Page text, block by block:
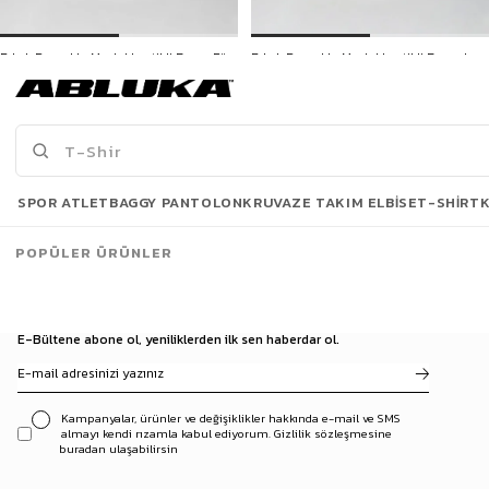
159,90 TL
İNDİRİM
İNDİRİM
Son Bakılanlar
E-Bültene abone ol, yeniliklerden ilk sen haberdar ol.
Kampanyalar, ürünler ve değişiklikler hakkında e-mail ve SMS
almayı kendi rızamla kabul ediyorum. Gizlilik sözleşmesine
buradan ulaşabilirsin
SPOR ATLETBAGGY PANTOLONKRUVAZE TAKIM ELBISET-SHIRT
POPÜLER ÜRÜNLER